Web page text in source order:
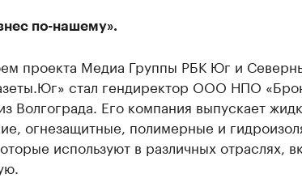
по-нашему».
проекта Медиа Группы РБК Юг и
стал гендиректор ООО НПО
Волгограда. Его компания выпускает
огнезащитные, полимерные и
используют в различных отраслях,